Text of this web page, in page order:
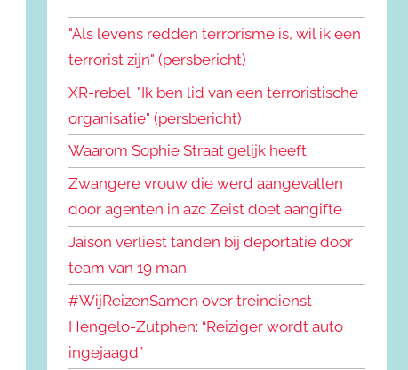
"Als levens redden terrorisme is, wil ik een
terrorist zijn" (persbericht)
XR-rebel: "Ik ben lid van een terroristische
organisatie" (persbericht)
Waarom Sophie Straat gelijk heeft
Zwangere vrouw die werd aangevallen
door agenten in azc Zeist doet aangifte
Jaison verliest tanden bij deportatie door
team van 19 man
#WijReizenSamen over treindienst
Hengelo-Zutphen: “Reiziger wordt auto
ingejaagd”